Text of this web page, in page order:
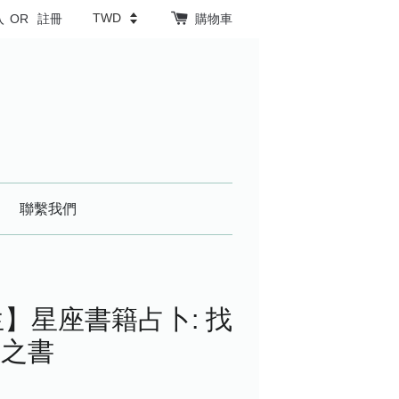
OR 註冊 購物車
聯繫我們
星座書籍占卜: 找
書